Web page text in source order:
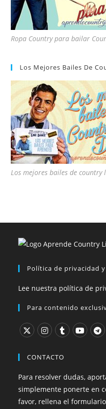
Ropa Country para bailar
Los Mejores Bailes De
Los mejores bailes de country
Política de privacidad
Lee nuestra política de
Para contenido
CONTACTO
Para resolver dudas,
simplemente ponerte en
favor, rellena el